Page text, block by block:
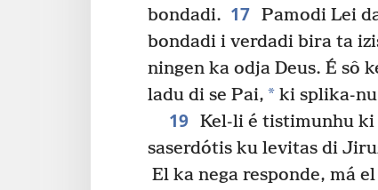
bondadi. 17 Pamodi Lei
bondadi i verdadi bira ta
ningen ka odja Deus. É sô
ladu di se Pai, * ki splika-
19 Kel-li é tistimunhu ki
saserdótis ku levitas di
El ka nega responde, má